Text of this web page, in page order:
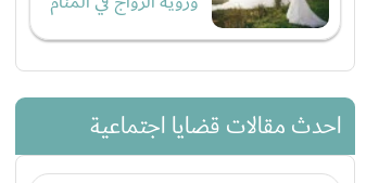
احدث مقالات قضايا اجتماعية